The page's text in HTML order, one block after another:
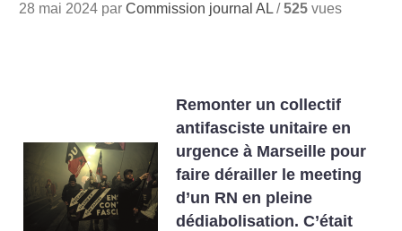
28 mai 2024 parCommission journal AL /525 vues
Remonter un collectif
antifasciste unitaire en
urgence à Marseille pour
faire dérailler le meeting
d’un RN en pleine
dédiabolisation. C’était